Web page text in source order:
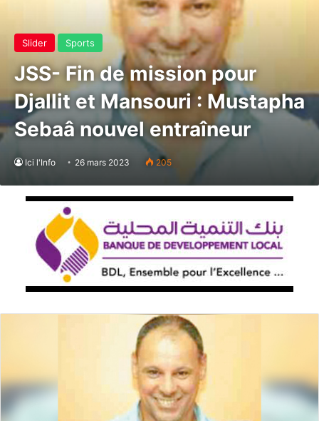
Slider Sports
JSS- Fin de mission pour
Djallit et Mansouri : Mustapha
Sebaâ nouvel entraîneur
Ici l'Info 26 mars 2023 205